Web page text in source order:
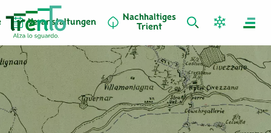
Veranstaltungen
Nachhaltiges
Trient